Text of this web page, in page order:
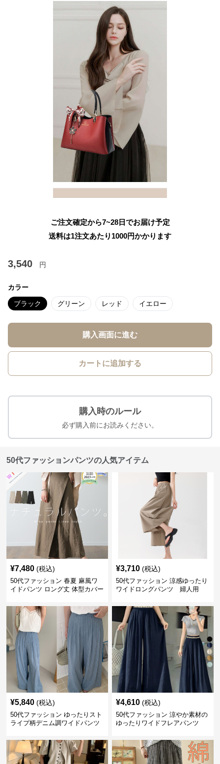
ご注文確定から7~28日でお届け予定
送料は1注文あたり 1000円かかります
3,540 円
カラー
ブラック グリーン レッド イエロー
購入画面に進む
カートに追加する
購入時のルール
必ず購入前にお読みください。
50代ファッションパンツの人気アイテム
¥7,480 (税込)
50代ファッション 春夏 麻風ワ
イドパンツ ロング丈 体型カバー
¥3,710 (税込)
50代ファッション 涼感ゆったり
ワイドロングパンツ 婦人用
¥5,840 (税込)
50代ファッション ゆったりスト
ライプ柄デニム調ワイドパンツ
¥4,610 (税込)
50代ファッション 涼やか素材の
ゆったりワイドフレアパンツ